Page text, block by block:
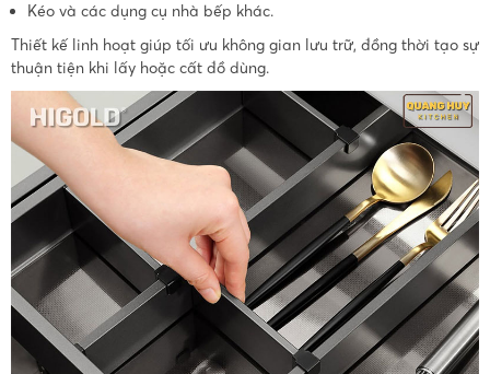
Kéo và các dụng cụ nhà bếp khác.
Thiết kế linh hoạt giúp tối ưu không gian lưu trữ, đồng thời tạo sự
thuận tiện khi lấy hoặc cất đồ dùng.